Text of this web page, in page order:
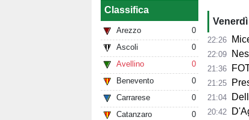
Classifica
Arezzo
0
Ascoli
0
Avellino
0
Benevento
0
Carrarese
0
Catanzaro
0
22:26
22:09
21:36
21:25
21:04
20:42